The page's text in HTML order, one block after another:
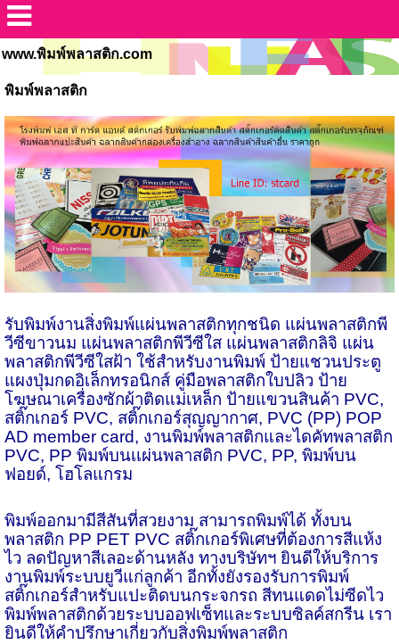
www.พิมพ์พลาสติก.com
พิมพ์พลาสติก
รับพิมพ์งานสิ่งพิมพ์แผ่นพลาสติกทุกชนิด แผ่นพลาสติกพี
วีซีขาวนม แผ่นพลาสติกพีวีซีใส แผ่นพลาสติกลิจิ แผ่น
พลาสติกพีวีซีใสฝ้า ใช้สำหรับงานพิมพ์ ป้ายแชวนประตู
แผงปุ่มกดอิเล็กทรอนิกส์ คู่มือพลาสติกใบปลิว ป้าย
โฆษณาเครื่องซักผ้าติดแม่เหล็ก ป้ายแขวนสินค้า PVC,
สติ๊กเกอร์ PVC, สติ๊กเกอร์สุญญากาศ, PVC (PP) POP
AD member card, งานพิมพ์พลาสติกและไดคัทพลาสติก
PVC, PP พิมพ์บนเเผ่นพลาสติก PVC, PP, พิมพ์บน
ฟอยด์, โฮโลแกรม
พิมพ์ออกมามีสีสันที่สวยงาม สามารถพิมพ์ได้ ทั้งบน
พลาสติก PP PET PVC สติ๊กเกอร์พิเศษที่ต้องการสีแห้ง
ไว ลดปัญหาสีเลอะด้านหลัง ทางบริษัทฯ ยินดีให้บริการ
งานพิมพ์ระบบยูวีแก่ลูกค้า อีกทั้งยังรองรับการพิมพ์
สติ๊กเกอร์สำหรับแปะติดบนกระจกรถ สีทนแดดไม่ซีดไว
พิมพ์พลาสติกด้วยระบบออฟเซ็ทและระบบซิลค์สกรีน เรา
ยินดีให้คำปรึกษาเกี่ยวกับสิ่งพิมพ์พลาสติก